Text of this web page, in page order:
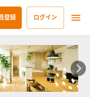
登録 ログイン